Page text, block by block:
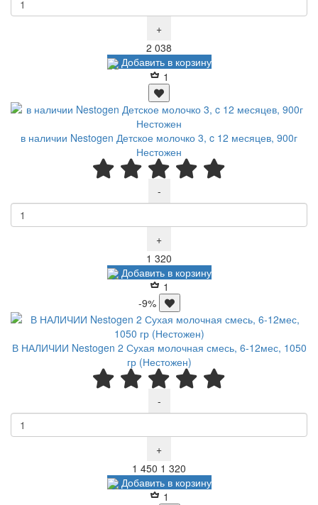
+
2 038
Добавить в корзину
1
в наличии Nestogen Детское молочко 3, c 12 месяцев, 900г
Нестожен
-
+
1 320
Добавить в корзину
1
-9%
В НАЛИЧИИ Nestogen 2 Сухая молочная смесь, 6-12мес, 1050
гр (Нестожен)
-
+
1 450 Р1 320
Добавить в корзину
1